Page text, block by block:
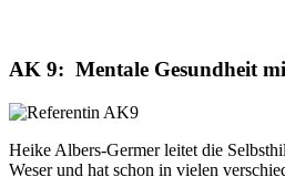
AK 9: Mentale Gesundheit
Heike Albers-Germer leitet die
Weser und hat schon in vielen